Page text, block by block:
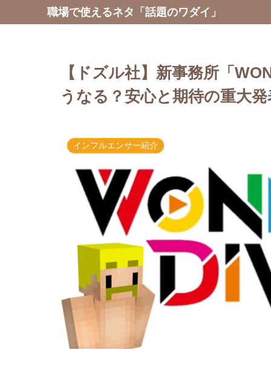
職場で使えるネタ「話題のワダイ」
【ドズル社】新事務所「
うなる？安心と期待の重大
インフルエンサー紹介